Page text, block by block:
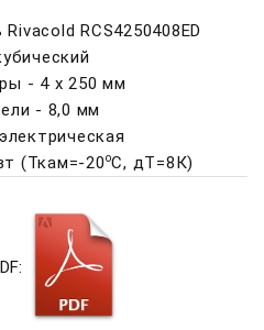
RCS4250408ED
- 4 х 250 мм
- 8,0 мм
(Ткам=-20оC, дТ=8К)